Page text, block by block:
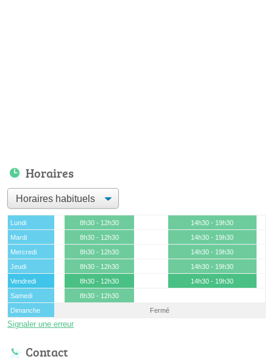
Horaires
Lundi 8h30 - 12h30
14h30 - 19h30
Mardi
8h30 - 12h30
14h30 - 19h30
Mercredi
8h30 - 12h30
14h30 - 19h30
Jeudi
8h30 - 12h30
14h30 - 19h30
Vendredi
8h30 - 12h30
14h30 - 19h30
Samedi
8h30 - 12h30
Dimanche
Fermé
Signaler une erreur
Contact